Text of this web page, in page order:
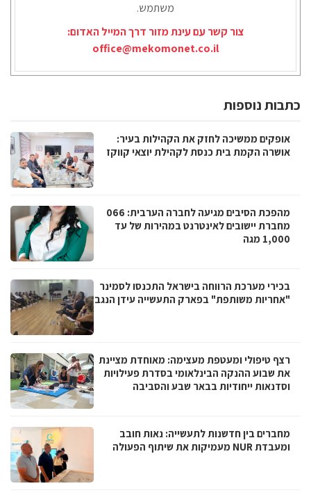
משתמש.
צור קשר עם עינת מזור דרך המייל האדום:
office@mekomonet.co.il
כתבות נוספות
אופקים ממשיכה לחזק את הקהילות בעיר:
אושרה הקמת בית כנסת לקהילת יוצאי קווקז
מהפכת הסיבים מגיעה לחברה הערבית: 066
מחברת יישובים לאינטרנט במהירות של עד
1,000 מגה
בכירי מערכת הרווחה בישראל התכנסו לסמינר
"אחריות משותפת" בפארק התעשייה עידן הנגב
רצף טיפולי ומעטפת מעצימה: מאוחדת מציינת
את שבוע ההנקה הבינלאומי בסדרת פעילויות
וסדנאות ייחודיות בבאר שבע והסביבה
מחברים בין חדשנות לתעשייה: נאות חובב
ומעבדת NUR מעמיקות את שיתוף הפעולה